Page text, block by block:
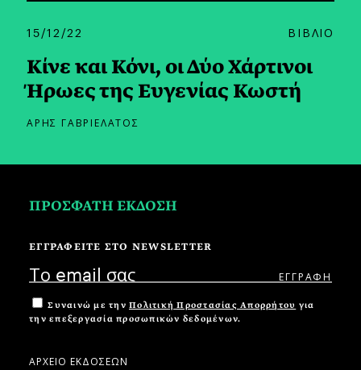
15/12/22 ΒΙΒΛΙΟ
Κίνε και Κόνι, οι Δύο Χάρτινοι
Ήρωες της Ευγενίας Κωστή
ΑΡΗΣ ΓΑΒΡΙΕΛΑΤΟΣ
ΠΡΟΣΦΑΤΗ ΕΚΔΟΣΗ
ΕΓΓΡΑΦΕΙΤΕ ΣΤΟ NEWSLETTER
Συναινώ με την Πολιτική Προστασίας Απορρήτου για
την επεξεργασία προσωπικών δεδομένων.
ΑΡΧΕΙΟ ΕΚΔΟΣΕΩΝ